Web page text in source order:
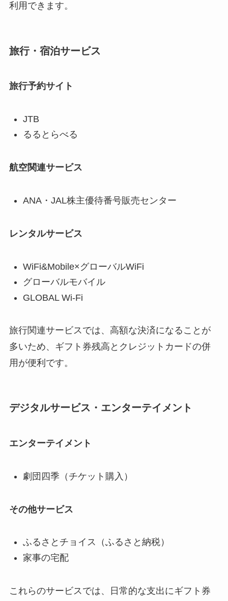
利用できます。
旅行・宿泊サービス
旅行予約サイト
JTB
るるとらべる
航空関連サービス
ANA・JAL株主優待番号販売センター
レンタルサービス
WiFi&Mobile×グローバルWiFi
グローバルモバイル
GLOBAL Wi-Fi
旅行関連サービスでは、高額な決済になることが
多いため、ギフト券残高とクレジットカードの併
用が便利です。
デジタルサービス・エンターテイメント
エンターテイメント
劇団四季（チケット購入）
その他サービス
ふるさとチョイス（ふるさと納税）
家事の宅配
これらのサービスでは、日常的な支出にギフト券